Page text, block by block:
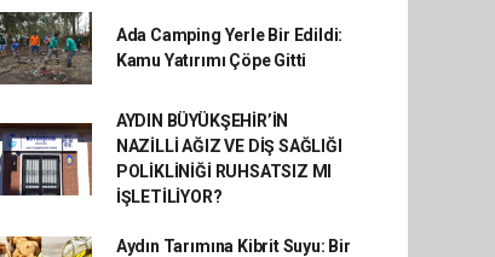
Ada Camping Yerle Bir Edildi:
Kamu Yatırımı Çöpe Gitti
AYDIN BÜYÜKŞEHİR’İN
NAZİLLİ AĞIZ VE DİŞ SAĞLIĞI
POLİKLİNİĞİ RUHSATSIZ MI
İŞLETİLİYOR?
Aydın Tarımına Kibrit Suyu: Bir